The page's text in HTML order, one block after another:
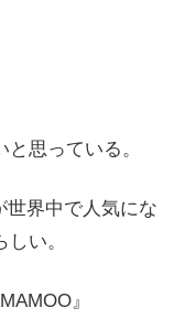
思っている。
世界中で人気にな
い。
』